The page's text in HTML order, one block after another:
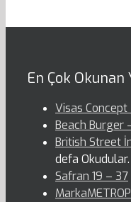
En Çok Okunan
Visas
Beach Burger
British Street
defa Okudular.
Safran 19 – 37